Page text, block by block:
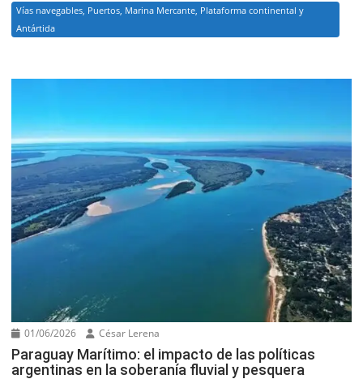
Vías navegables, Puertos, Marina Mercante, Plataforma continental y
Antártida
01/06/2026 César Lerena
Paraguay Marítimo: el impacto de las políticas
argentinas en la soberanía fluvial y pesquera